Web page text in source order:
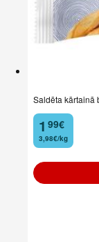
Saldēta kārtainā
1
. 99€
3,98€/kg